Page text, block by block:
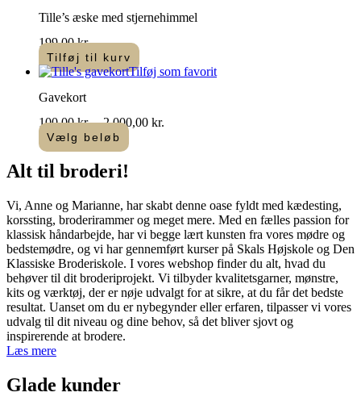
Tille’s æske med stjernehimmel
199,00kr.
Tilføj til kurv
Tilføj som favorit
Gavekort
100,00kr. – 2.000,00 kr.
Vælg beløb
Dette
vare
har
varianter.
Mulighederne
kan
vælges
på
varesiden
Alt til broderi!​
Vi, Anne og Marianne, har skabt denne oase fyldt med kædesting,
korssting, broderirammer og meget mere. Med en fælles passion for
klassisk håndarbejde, har vi begge lært kunsten fra vores mødre og
bedstemødre, og vi har gennemført kurser på Skals Højskole og Den
Klassiske Broderiskole. I vores webshop finder du alt, hvad du
behøver til dit broderiprojekt. Vi tilbyder kvalitetsgarner, mønstre,
kits og værktøj, der er nøje udvalgt for at sikre, at du får det bedste
resultat. Uanset om du er nybegynder eller erfaren, tilpasser vi vores
udvalg til dit niveau og dine behov, så det bliver sjovt og
inspirerende at brodere.
Læs mere
Glade kunder